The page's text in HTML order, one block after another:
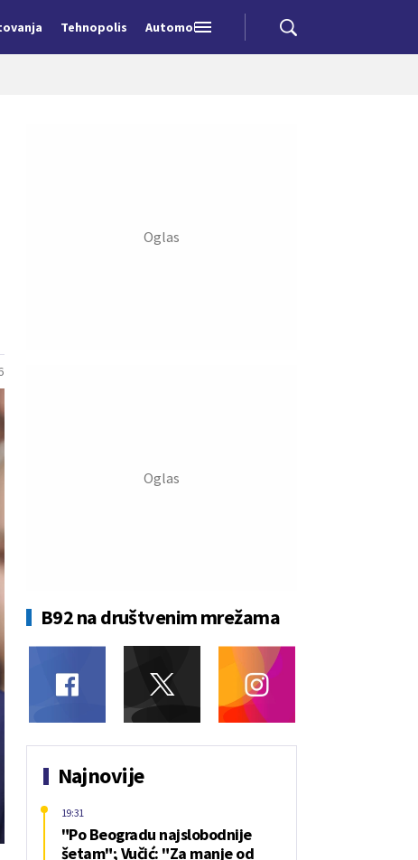
Tehnopolis Automobili
B92 na društvenim mrežama
Najnovije
"Po Beogradu najslobodnije
šetam"; Vučić: "Za manje od
19:31